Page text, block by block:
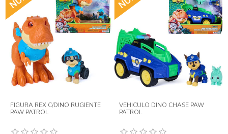
FIGURA REX C/DINO RUGIENTE
PAW PATROL
VEHICULO DINO CHASE PAW
PATROL